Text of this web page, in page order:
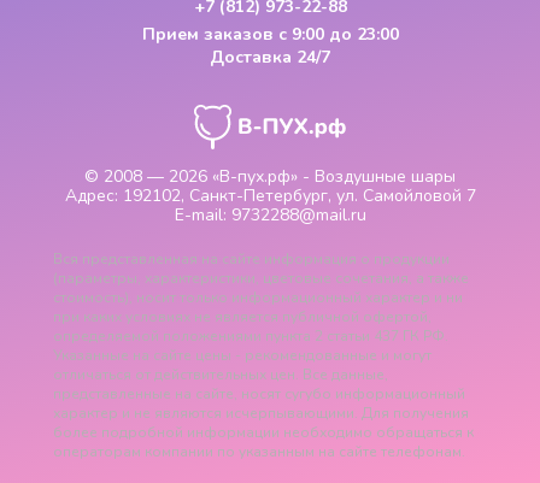
© 2008 — 2026 «В-пух.рф» - Воздушные шары
Адрес: 192102, Санкт-Петербург, ул. Самойловой 7
E-mail: 9732288@mail.ru
+7 (812) 973-22-88
Прием заказов с 9:00 до 23:00
Доставка 24/7
Вся представленная на сайте информация о продукции
(параметры, характеристики, цветовые сочетания, а также
стоимость), носит только информационный характер и ни
при каких условиях не является публичной офертой,
определяемой положениями пункта 2 статьи 437 ГК РФ.
Указанные на сайте цены - рекомендованные и могут
отличаться от действительных цен. Все данные,
представленные на сайте, носят сугубо информационный
характер и не являются исчерпывающими. Для получения
более подробной информации необходимо обращаться к
операторам компании по указанным на сайте телефонам.